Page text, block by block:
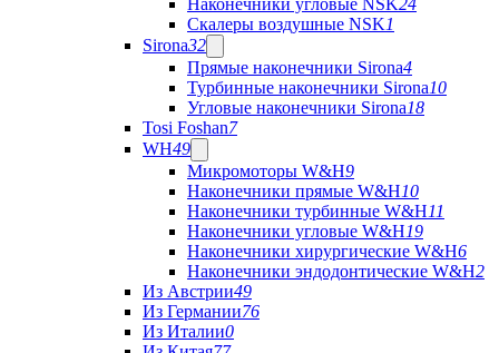
Наконечники угловые NSK24
Скалеры воздушные NSK1
Sirona32
Прямые наконечники Sirona4
Турбинные наконечники Sirona10
Угловые наконечники Sirona18
Tosi Foshan7
WH49
Микромоторы W&H9
Наконечники прямые W&H10
Наконечники турбинные W&H11
Наконечники угловые W&H19
Наконечники хирургические W&H6
Наконечники эндодонтические W&H2
Из Австрии49
Из Германии76
Из Италии0